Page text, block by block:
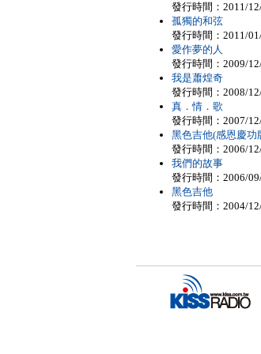
發行時間：2011/
孤獨的和弦
發行時間：2011/
愛作夢的人
發行時間：2009/
我是蕭煌奇
發行時間：2008/
真．情．歌
發行時間：2007/
黑色吉他(感恩慶
發行時間：2006/
我們的故事
發行時間：2006/
黑色吉他
發行時間：2004/